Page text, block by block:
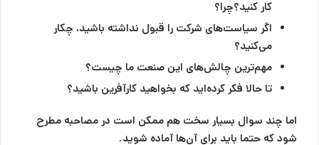
کار کنید؟چرا؟
اگر سیاست‌های شرکت را قبول نداشته باشید، چکار
می‌کنید؟
مهم‌ترین چالش‌های این صنعت ما چیست؟
تا حالا فکر کرده‌اید که بخواهید کارآفرین باشید؟
اما چند سوال بسیار سخت هم ممکن است در مصاحبه مطرح
شود که حتما باید برای آن‌ها آماده شوید.